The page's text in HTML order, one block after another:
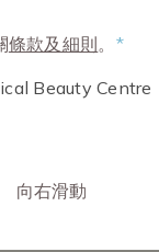
條款及細則。 *
Beauty Centre
向右滑動